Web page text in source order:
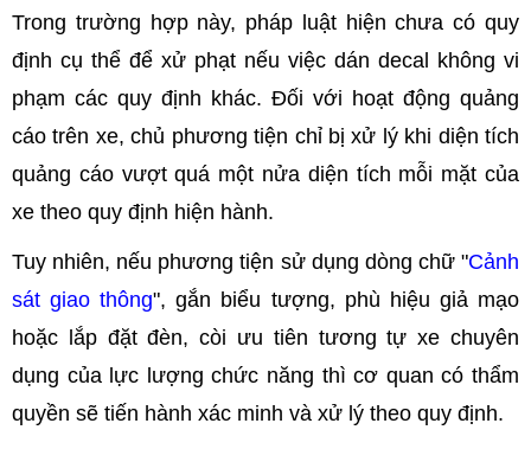
Trong trường hợp này, pháp luật hiện chưa có quy
định cụ thể để xử phạt nếu việc dán decal không vi
phạm các quy định khác. Đối với hoạt động quảng
cáo trên xe, chủ phương tiện chỉ bị xử lý khi diện tích
quảng cáo vượt quá một nửa diện tích mỗi mặt của
xe theo quy định hiện hành.
Tuy nhiên, nếu phương tiện sử dụng dòng chữ "Cảnh
sát giao thông", gắn biểu tượng, phù hiệu giả mạo
hoặc lắp đặt đèn, còi ưu tiên tương tự xe chuyên
dụng của lực lượng chức năng thì cơ quan có thẩm
quyền sẽ tiến hành xác minh và xử lý theo quy định.